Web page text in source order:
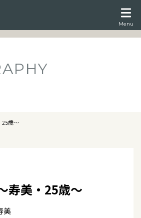
Menu
25歳〜
寿美・25歳〜
美